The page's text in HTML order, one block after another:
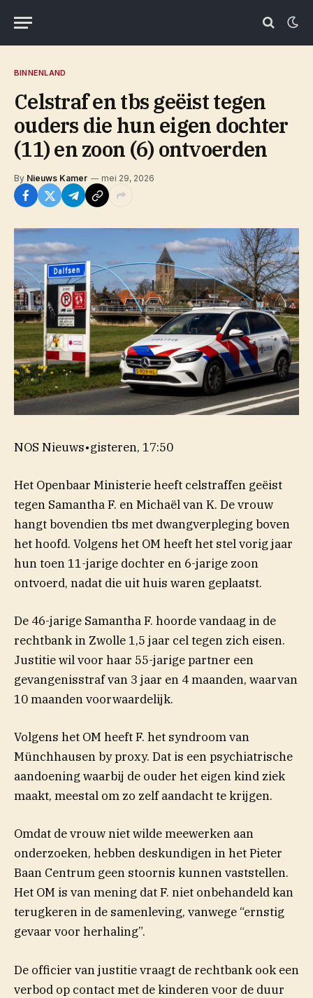
BINNENLAND
Celstraf en tbs geëist tegen
ouders die hun eigen dochter
(11) en zoon (6) ontvoerden
By Nieuws Kamer mei 29, 2026
NOS Nieuws•gisteren, 17:50
Het Openbaar Ministerie heeft celstraffen geëist
tegen Samantha F. en Michaël van K. De vrouw
hangt bovendien tbs met dwangverpleging boven
het hoofd. Volgens het OM heeft het stel vorig jaar
hun toen 11-jarige dochter en 6-jarige zoon
ontvoerd, nadat die uit huis waren geplaatst.
De 46-jarige Samantha F. hoorde vandaag in de
rechtbank in Zwolle 1,5 jaar cel tegen zich eisen.
Justitie wil voor haar 55-jarige partner een
gevangenisstraf van 3 jaar en 4 maanden, waarvan
10 maanden voorwaardelijk.
Volgens het OM heeft F. het syndroom van
Münchhausen by proxy. Dat is een psychiatrische
aandoening waarbij de ouder het eigen kind ziek
maakt, meestal om zo zelf aandacht te krijgen.
Omdat de vrouw niet wilde meewerken aan
onderzoeken, hebben deskundigen in het Pieter
Baan Centrum geen stoornis kunnen vaststellen.
Het OM is van mening dat F. niet onbehandeld kan
terugkeren in de samenleving, vanwege “ernstig
gevaar voor herhaling”.
De officier van justitie vraagt de rechtbank ook een
verbod op contact met de kinderen voor de duur